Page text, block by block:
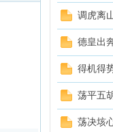
调虎离
德皇出
得机得
荡平五
荡决垓